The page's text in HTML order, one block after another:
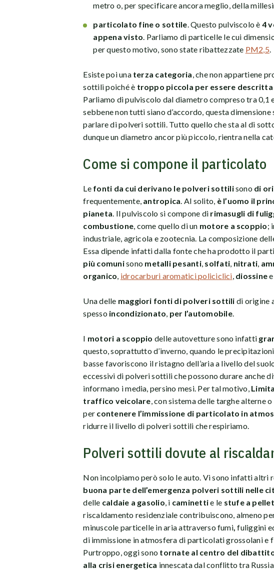
metro o, per specificare ancora meglio, della
particolato fine o sottile. Questo pulviscolo è 4
appena visto. Parliamo di particelle le cui
per questo motivo, sono state ribattezzate PM2,5.
Esiste poi una terza categoria, che non appartiene
sottili poiché è troppo piccola per essere
Parliamo di pulviscolo dal diametro compreso tra 0,1
sebbene non tutti siano d’accordo, questa
parlare di polveri sottili. Tutto quello che sta al di
dunque un diametro ancor più piccolo, rientra nella
Come si compone il particolato
Le fonti da cui derivano le polveri sottilisono di
frequentemente, antropica. Al solito, è l’uomo il
pianeta. Il pulviscolo si compone di rimasugli di
combustione, come quello di un motore a scoppio;
industriale, agricola e zootecnia. La composizione
Essa dipende infatti dalla fonte che ha prodotto il
più comunisono metalli pesanti, solfati, nitrati,
organico, idrocarburi aromatici policiclici, diossinee
Una delle maggiori fonti di polveri sottili di origine
spesso incondizionato, per l’automobile.
I motori a scoppio delle autovetture sono infatti
questo, soprattutto d’inverno, quando le
basse favoriscono il ristagno dell’aria a livello del
eccessivi di polveri sottili che possono durare anche
informano i media, persino mesi. Per tal motivo,
traffico veicolare, con sistema delle targhe alterne
per contenere l’immissione di particolato in
ridurre il livello di polveri sottili che respiriamo.
Polveri sottili dovute al
Non incolpiamo però solo le auto. Vi sono infatti altri
buona parte dell’emergenza polveri sottili nelle
delle caldaie a gasolio, i caminettie le stufe a pellet
riscaldamento residenziale contribuiscono, almeno
minuscole particelle in aria attraverso fumi,fuliggini
di immissione in atmosfera di particolati grossolani e
Purtroppo, oggi sono tornate al centro del
alla crisi energetica innescata dal conflitto tra